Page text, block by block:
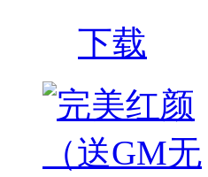
下载